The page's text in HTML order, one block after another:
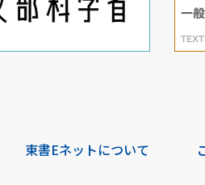
東書Eネットについて